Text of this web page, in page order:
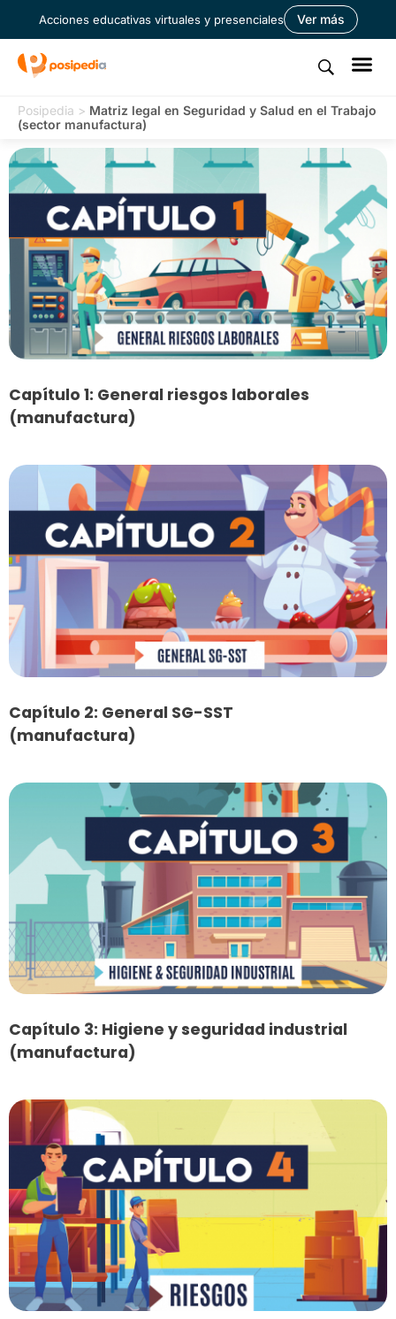
Acciones educativas virtuales y presenciales Ver más
Posipedia > Matriz legal en Seguridad y Salud en el Trabajo
(sector manufactura)
Capítulo 1: General riesgos laborales
(manufactura)
Capítulo 2: General SG-SST
(manufactura)
Capítulo 3: Higiene y seguridad industrial
(manufactura)